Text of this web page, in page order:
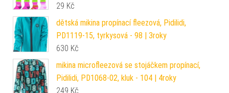
29 Kč
dětská mikina propínací fleezová, Pidilidi,
PD1119-15, tyrkysová - 98 | 3roky
630 Kč
mikina microfleezová se stojáčkem propínací,
Pidilidi, PD1068-02, kluk - 104 | 4roky
249 Kč